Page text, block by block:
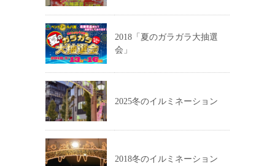
2018「夏のガラガラ大抽選
会」
2025冬のイルミネーション
2018冬のイルミネーション